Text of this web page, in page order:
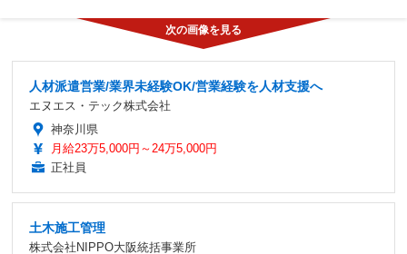
人材派遣営業/業界未経験OK/営業経験を人材支援へ
エヌエス・テック株式会社
神奈川県
月給23万5,000円～24万5,000円
正社員
土木施工管理
株式会社NIPPO大阪統括事業所